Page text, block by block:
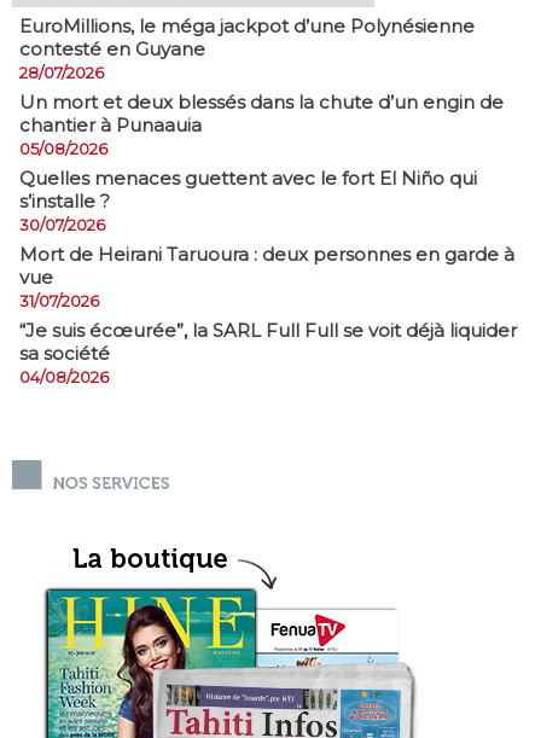
EuroMillions, ​le méga jackpot d’une Polynésienne
contesté en Guyane
28/07/2026
​Un mort et deux blessés dans la chute d’un engin de
chantier à Punaauia
05/08/2026
Quelles menaces guettent avec le fort El Niño qui
s’installe ?
30/07/2026
Mort de Heirani Taruoura : deux personnes en garde à
vue
31/07/2026
​“Je suis écœurée”, la SARL Full Full se voit déjà liquider
sa société
04/08/2026